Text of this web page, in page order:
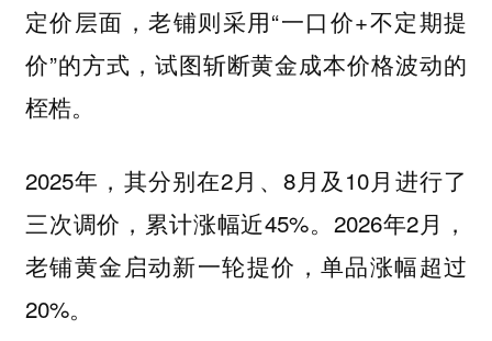
定价层面，老铺则采用“一口价+不定期提
价”的方式，试图斩断黄金成本价格波动的
桎梏。
2025年，其分别在2月、8月及10月进行了
三次调价，累计涨幅近45%。2026年2月，
老铺黄金启动新一轮提价，单品涨幅超过
20%。